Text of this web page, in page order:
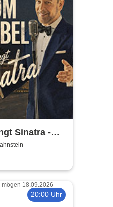
Sinatra -
20:00 Uhr